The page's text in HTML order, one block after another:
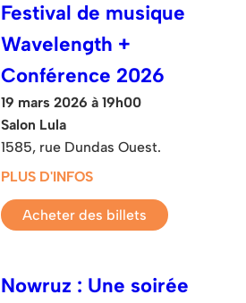
Festival de musique
Wavelength +
Conférence 2026
19 mars 2026 à 19h00
Salon Lula
1585, rue Dundas Ouest.
PLUS D'INFOS
Acheter des billets
Nowruz : Une soirée